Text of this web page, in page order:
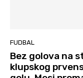
FUDBAL
Bez golova na
klupskog